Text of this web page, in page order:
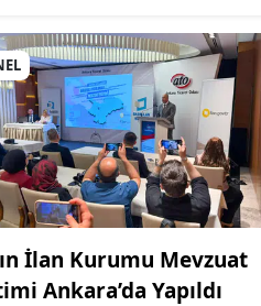
İlan Kurumu Mevzuat
Ankara’da Yapıldı